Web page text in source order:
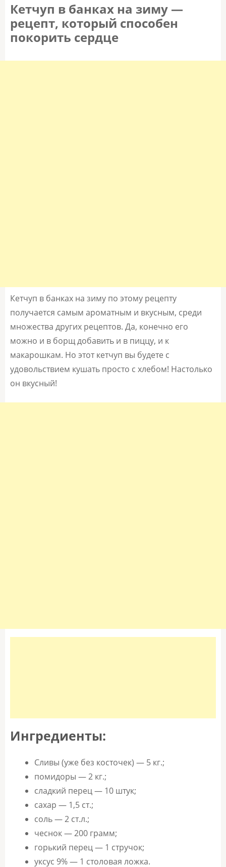
Кетчуп в банках на зиму —
рецепт, который способен
покорить сердце
Кетчуп в банках на зиму по этому рецепту
получается самым ароматным и вкусным, среди
множества других рецептов. Да, конечно его
можно и в борщ добавить и в пиццу, и к
макарошкам. Но этот кетчуп вы будете с
удовольствием кушать просто с хлебом! Настолько
он вкусный!
Ингредиенты:
Сливы (уже без косточек) — 5 кг.;
помидоры — 2 кг.;
сладкий перец — 10 штук;
сахар — 1,5 ст.;
соль — 2 ст.л.;
чеснок — 200 грамм;
горький перец — 1 стручок;
уксус 9% — 1 столовая ложка.